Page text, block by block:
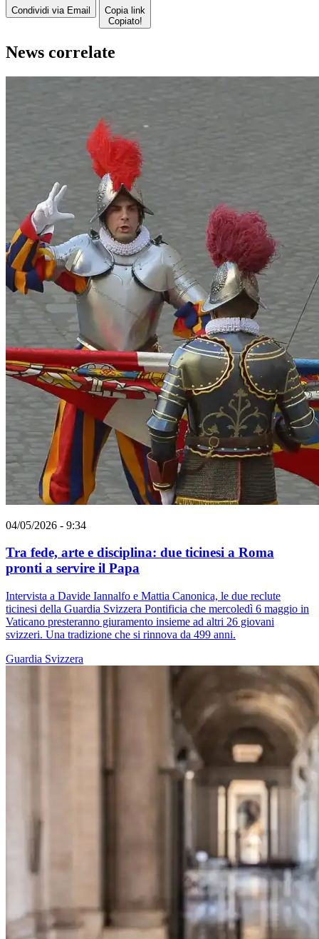
Condividi via Email
Copia link
Copiato!
News correlate
04/05/2026 - 9:34
Tra fede, arte e disciplina: due ticinesi a Roma
pronti a servire il Papa
Intervista a Davide Iannalfo e Mattia Canonica, le due reclute
ticinesi della Guardia Svizzera Pontificia che mercoledì 6 maggio in
Vaticano presteranno giuramento insieme ad altri 26 giovani
svizzeri. Una tradizione che si rinnova da 499 anni.
Guardia Svizzera